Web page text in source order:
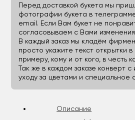
Перед доставкой букета мы
фотографии букета в
email. Если Вам букет не
согласовываем с Вами
В каждый заказ мы кладём
просто укажите текст открытки
примеру, кому и от кого, в честь
Так же в каждом заказе конверт
уходу за цветами и специальное
Описание